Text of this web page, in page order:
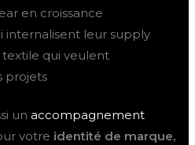
en croissance
internalisent leur supply
textile qui veulent
projets
unaccompagnement
votre identité de marque,